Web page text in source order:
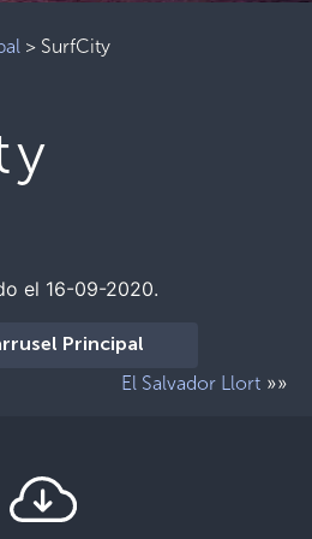
> SurfCity
el 16-09-2020.
Principal
El Salvador Llort »»